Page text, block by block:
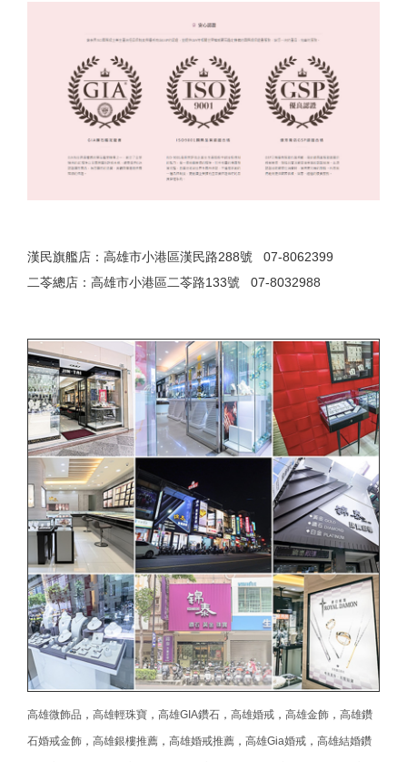
漢民旗艦店：高雄市小港區漢民路288號 07-8062399
二苓總店：高雄市小港區二苓路133號 07-8032988
高雄微飾品 ， 高雄輕珠寶 ， 高雄GIA鑽石 ， 高雄婚戒 ， 高雄金飾 ， 高雄鑽
石婚戒金飾 ， 高雄銀樓推薦 ， 高雄婚戒推薦 ， 高雄Gia婚戒 ， 高雄結婚鑽